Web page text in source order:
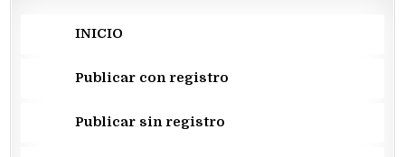
INICIO
Publicar con registro
Publicar sin registro